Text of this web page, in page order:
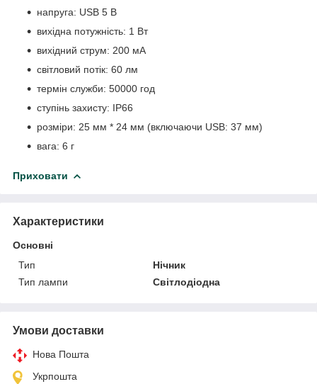
напруга: USB 5 В
вихідна потужність: 1 Вт
вихідний струм: 200 мA
світловий потік: 60 лм
термін служби: 50000 год
ступінь захисту: IP66
розміри: 25 мм * 24 мм (включаючи USB: 37 мм)
вага: 6 г
Приховати
Характеристики
Основні
Тип
Нічник
Тип лампи
Світлодіодна
Умови доставки
Нова Пошта
Укрпошта